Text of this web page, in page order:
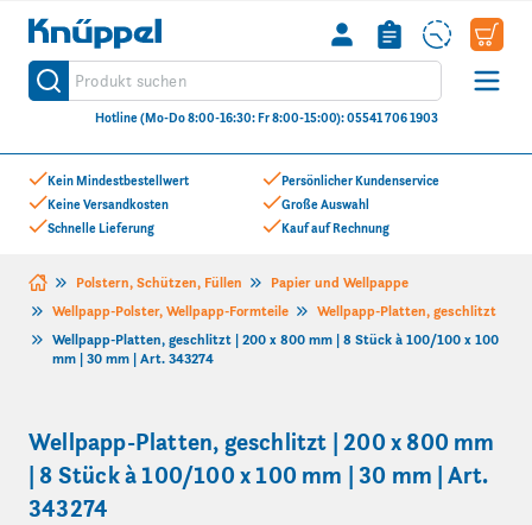
Kein Mindestbestellwert
Keine Versandkosten
Schnelle Lieferung
Persönlicher Kundenservice
Große Auswahl
Kauf auf Rechnung
Knüppel
Produkt suchen
Suche
Hotline (Mo-Do 8:00-16:30: Fr 8:00-15:00): 05541 706 1903
Zum Inhalt springen
Polstern, Schützen, Füllen
Papier und Wellpappe
Wellpapp-Polster, Wellpapp-Formteile
Wellpapp-Platten, geschlitzt
Wellpapp-Platten, geschlitzt | 200 x 800 mm | 8 Stück à 100/100 x 100
mm | 30 mm | Art. 343274
Wellpapp-Platten, geschlitzt | 200 x 800 mm
| 8 Stück à 100/100 x 100 mm | 30 mm | Art.
343274